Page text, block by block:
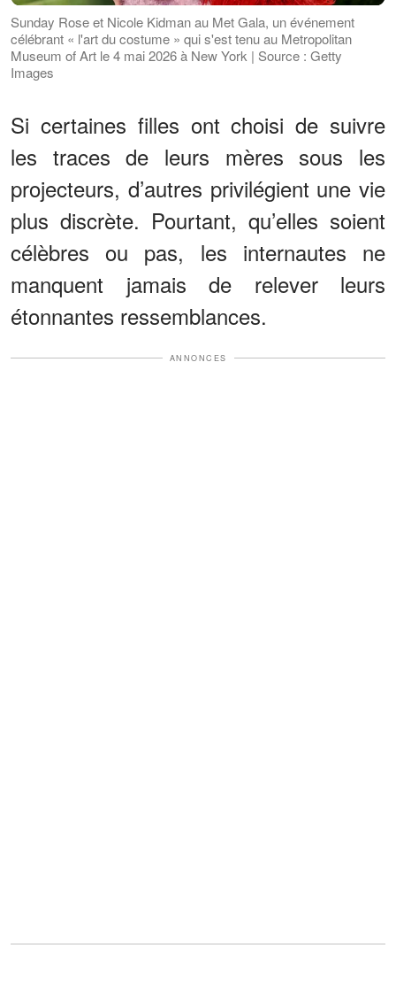
Sunday Rose et Nicole Kidman au Met Gala, un événement
célébrant « l'art du costume » qui s'est tenu au Metropolitan
Museum of Art le 4 mai 2026 à New York | Source : Getty
Images
Si certaines filles ont choisi de suivre
les traces de leurs mères sous les
projecteurs, d’autres privilégient une vie
plus discrète. Pourtant, qu’elles soient
célèbres ou pas, les internautes ne
manquent jamais de relever leurs
étonnantes ressemblances.
ANNONCES